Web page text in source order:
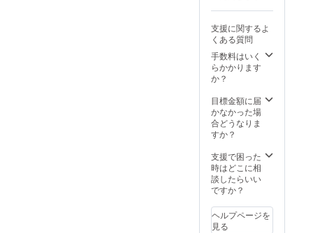
支援に関するよ
くある質問
手数料はいく
らかかります
か？
目標金額に届
かなかった場
合どうなりま
すか？
支援で困った
時はどこに相
談したらいい
ですか？
ヘルプページを
見る